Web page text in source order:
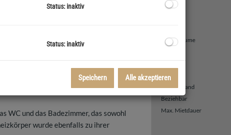
gelegene 3-Zimmer Wohnung in
WC und das Badezimmer, das sowohl
wurde ebenfalls zu ihrer
WC
Abstellräume
Zustand
Hauszustand
Beziehbar
Max. Mietdauer
Status: inaktiv
Status: inaktiv
Speichern Alle akzeptieren